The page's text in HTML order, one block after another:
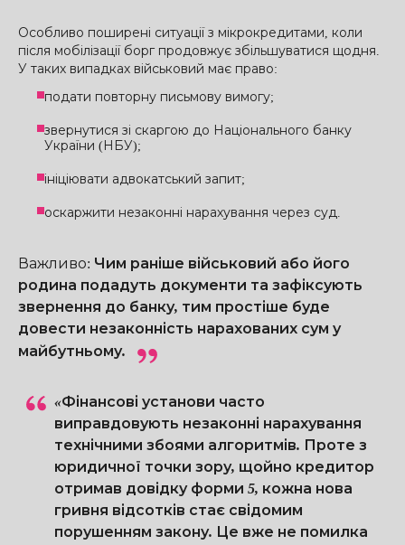
Особливо поширені ситуації з мікрокредитами, коли
після мобілізації борг продовжує збільшуватися щодня.
У таких випадках військовий має право:
подати повторну письмову вимогу;
звернутися зі скаргою до Національного банку
України (НБУ);
ініціювати адвокатський запит;
оскаржити незаконні нарахування через суд.
Важливо: Чим раніше військовий або його
родина подадуть документи та зафіксують
звернення до банку, тим простіше буде
довести незаконність нарахованих сум у
майбутньому.
«Фінансові установи часто
виправдовують незаконні нарахування
технічними збоями алгоритмів. Проте з
юридичної точки зору, щойно кредитор
отримав довідку форми 5, кожна нова
гривня відсотків стає свідомим
порушенням закону. Це вже не помилка